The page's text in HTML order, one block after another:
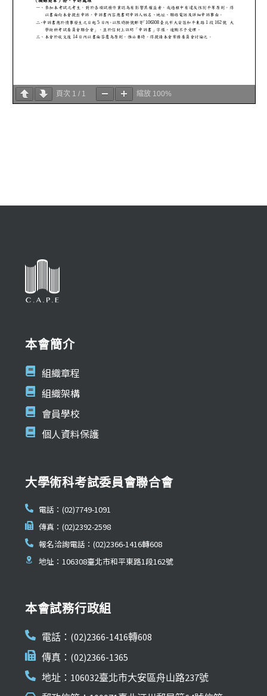
頁次 1 / 1 縮放 100%
本會簡介
組織章程
組織架構
會員學校
個人資料保護
大學術科考試委員會聯合會
電話：(02)7749-1091
傳真：(02)2392-2598
報名洽詢電話：(02)2366-1416轉608
地址：106308臺北市和平東路1段162號
本會試務行政組
電話：(02)2366-1416轉608
傳真：(02)2366-1365
地址：106032臺北市大安區舟山路237號